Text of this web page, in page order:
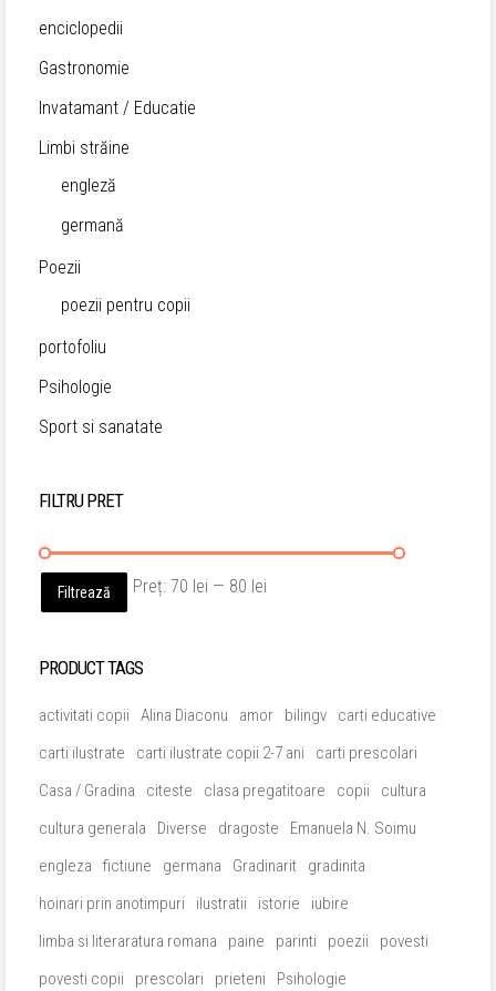
enciclopedii
Gastronomie
Invatamant / Educatie
Limbi străine
engleză
germană
Poezii
poezii pentru copii
portofoliu
Psihologie
Sport si sanatate
FILTRU PRET
Preț
Preț
Filtrează Preț: 70 lei — 80 lei
PRODUCT TAGS
activitati copii Alina Diaconu amor bilingv
carti educative
carti ilustrate
carti ilustrate copii 2-7 ani
carti prescolari
Casa / Gradina
citeste clasa pregatitoare copii
cultura
cultura generala
Diverse dragoste
Emanuela N. Soimu
engleza
fictiune germana Gradinarit
gradinita
hoinari prin anotimpuri
ilustratii istorie
iubire
limba si literaratura romana
paine parinti poezii
povesti
povesti copii
prescolari prieteni
Psihologie